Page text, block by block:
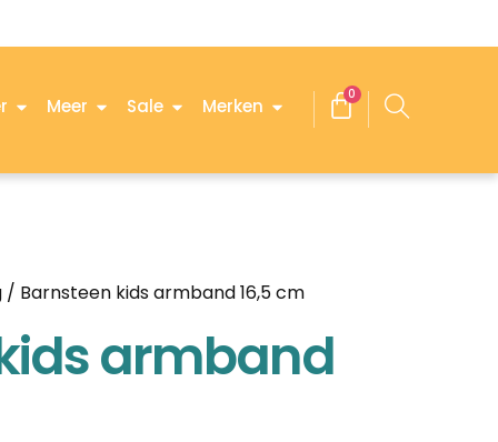
Meer Sale Merken
0
/ Barnsteen kids armband 16,5 cm
armband